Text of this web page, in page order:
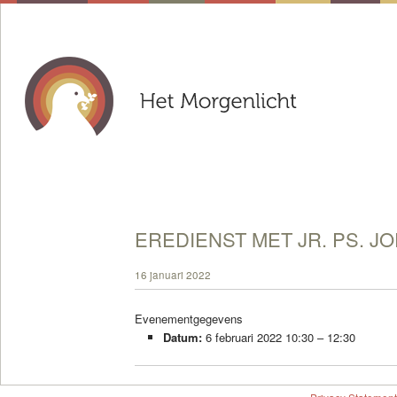
EREDIENST MET JR. PS.
16 januari 2022
Evenementgegevens
Datum: 6 februari 2022 10:30 – 12:30